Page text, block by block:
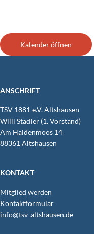
Kalen­der öffnen
ANSCHRIFT
TSV 1881 e.V. Altshausen
Wil­li Stad­ler (1. Vorstand)
Am Hal­den­moos 14
88361 Altshausen
KON­TAKT
Mit­glied werden
Kon­takt­for­mu­lar
info@​tsv-​altshausen.​de